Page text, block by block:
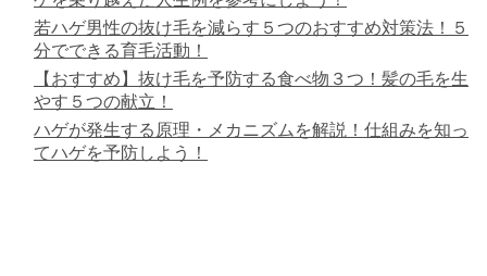
若ハゲ男性の抜け毛を減らす５つのおすすめ対策法！５
分でできる育毛活動！
【おすすめ】抜け毛を予防する食べ物３つ！髪の毛を生
やす５つの献立！
ハゲが発生する原理・メカニズムを解説！仕組みを知っ
てハゲを予防しよう！